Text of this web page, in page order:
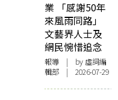
業 「感謝50年
來風雨同路」
文藝界人士及
網民惋惜追念
報導 | by 虛詞編
輯部 | 2026-07-29